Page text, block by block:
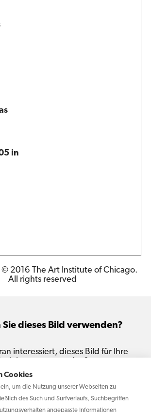
Cookies
um die Nutzung unserer Webseiten zu
des Such und Surfverlaufs, Suchbegriffen
angepasste Informationen
in
2016 The Art Institute of Chicago.
All rights reserved
dieses Bild verwenden?
interessiert, dieses Bild für Ihre
Kontaktiere uns